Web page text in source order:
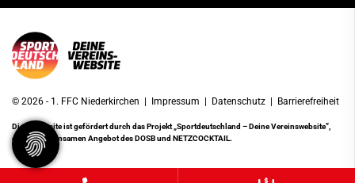
© 2026 - 1. FFC Niederkirchen | Impressum | Datenschutz | Barrierefreiheit
Diese Website ist gefördert durch das Projekt„Sportdeutschland – Deine Vereinswebsite”,
einem gemeinsamen Angebot des DOSB und NETZCOCKTAIL.